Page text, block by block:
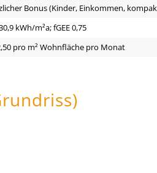
Bonus (Kinder, Einkommen,
kWh/m²a; fGEE 0,75
pro m² Wohnfläche pro Monat